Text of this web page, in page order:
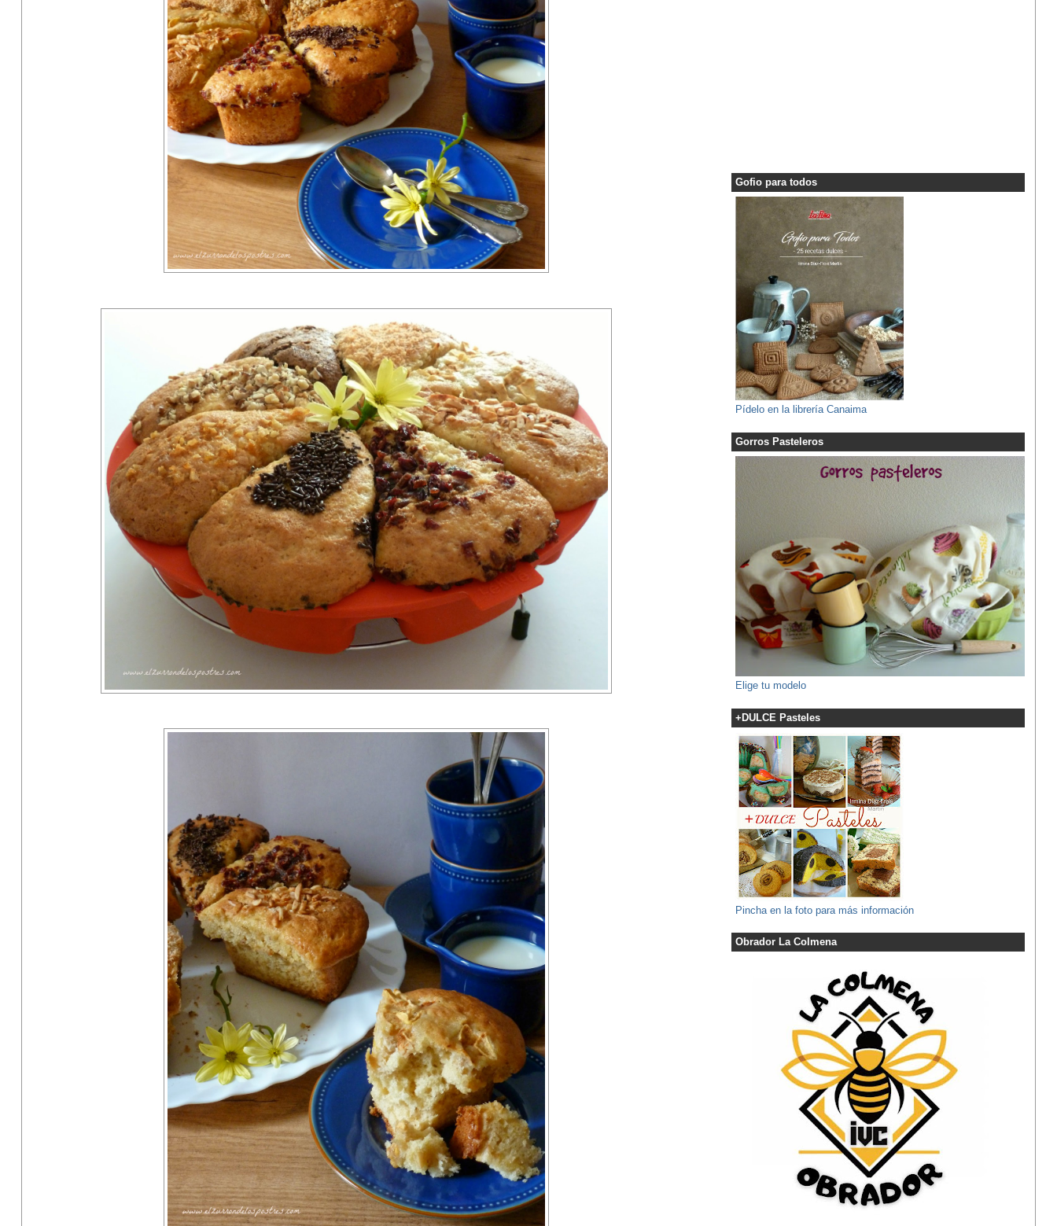
Gofio para todos
Pídelo en la librería Canaima
Gorros Pasteleros
Elige tu modelo
+DULCE Pasteles
Pincha en la foto para más información
Obrador La Colmena